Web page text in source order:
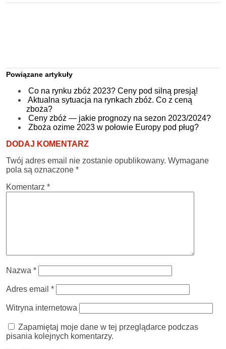
Powiązane artykuły
Co na rynku zbóż 2023? Ceny pod silną presją!
Aktualna sytuacja na rynkach zbóż. Co z ceną
zboża?
Ceny zbóż — jakie prognozy na sezon 2023/2024?
Zboża ozime 2023 w połowie Europy pod pług?
DODAJ KOMENTARZ
Twój adres email nie zostanie opublikowany. Wymagane
pola są oznaczone *
Komentarz *
Nazwa *
Adres email *
Witryna internetowa
Zapamiętaj moje dane w tej przeglądarce podczas
pisania kolejnych komentarzy.